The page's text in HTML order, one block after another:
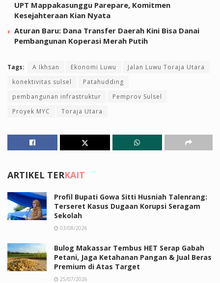
UPT Mappakasunggu Parepare, Komitmen
Kesejahteraan Kian Nyata
Aturan Baru: Dana Transfer Daerah Kini Bisa Danai
Pembangunan Koperasi Merah Putih
Tags: A Ikhsan Ekonomi Luwu
Jalan Luwu Toraja Utara
konektivitas sulsel
Patahudding
pembangunan infrastruktur
Pemprov Sulsel
Proyek MYC
Toraja Utara
ARTIKEL TERKAIT
Profil Bupati Gowa Sitti Husniah Talenrang:
Terseret Kasus Dugaan Korupsi Seragam
Sekolah
03/08/2026
Bulog Makassar Tembus HET Serap Gabah
Petani, Jaga Ketahanan Pangan & Jual Beras
Premium di Atas Target
25/07/2026